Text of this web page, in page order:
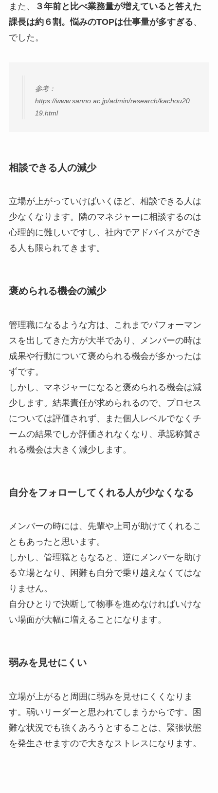
また、
３年前と比べ業務量が増えていると答えた
課長は約６割。悩みのTOPは仕事量が多すぎる、
でした。
参考：
https://www.sanno.ac.jp/admin/research/kachou20
19.html
相談できる人の減少
立場が上がっていけばいくほど、相談できる人は
少なくなります。隣のマネジャーに相談するのは
心理的に難しいですし、社内でアドバイスができ
る人も限られてきます。
褒められる機会の減少
管理職になるような方は、これまでパフォーマン
スを出してきた方が大半であり、メンバーの時は
成果や行動について褒められる機会が多かったは
ずです。
しかし、マネジャーになると褒められる機会は減
少します。結果責任が求められるので、プロセス
については評価されず、また個人レベルでなくチ
ームの結果でしか評価されなくなり、承認称賛さ
れる機会は大きく減少します。
自分をフォローしてくれる人が少なくなる
メンバーの時には、先輩や上司が助けてくれるこ
ともあったと思います。
しかし、管理職ともなると、逆にメンバーを助け
る立場となり、困難も自分で乗り越えなくてはな
りません。
自分ひとりで決断して物事を進めなければいけな
い場面が大幅に増えることになります。
弱みを見せにくい
立場が上がると周囲に弱みを見せにくくなりま
す。弱いリーダーと思われてしまうからです。困
難な状況でも強くあろうとすることは、緊張状態
を発生させますので大きなストレスになります。